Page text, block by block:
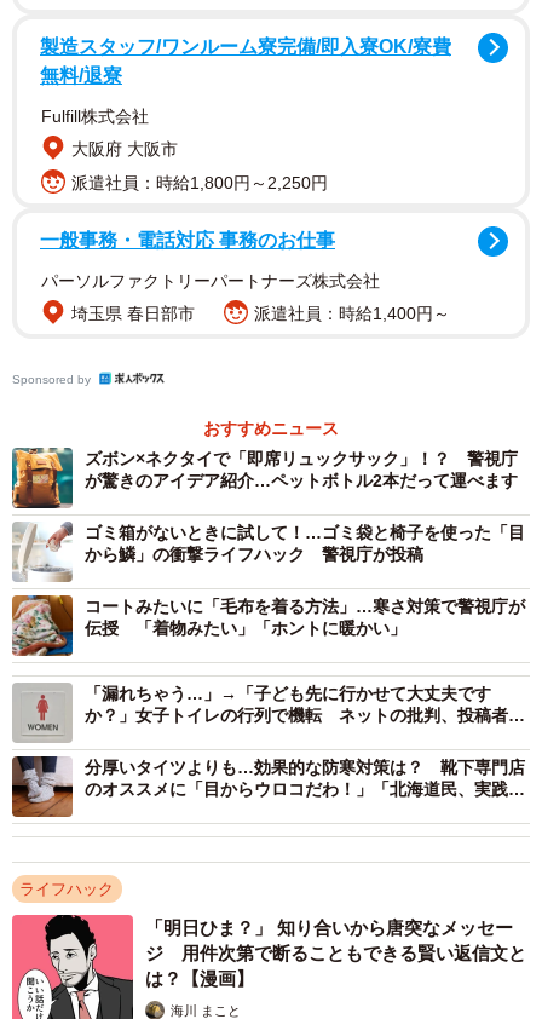
製造スタッフ/ワンルーム寮完備/即入寮OK/寮費
無料/退寮
Fulfill株式会社
大阪府 大阪市
派遣社員：時給1,800円～2,250円
一般事務・電話対応 事務のお仕事
パーソルファクトリーパートナーズ株式会社
埼玉県 春日部市
派遣社員：時給1,400円～
Sponsored by
おすすめニュース
ズボン×ネクタイで「即席リュックサック」！？ 警視庁
が驚きのアイデア紹介…ペットボトル2本だって運べます
ゴミ箱がないときに試して！…ゴミ袋と椅子を使った「目
から鱗」の衝撃ライフハック 警視庁が投稿
コートみたいに「毛布を着る方法」…寒さ対策で警視庁が
伝授 「着物みたい」「ホントに暖かい」
「漏れちゃう…」→「子ども先に行かせて大丈夫です
か？」女子トイレの行列で機転 ネットの批判、投稿者は
分厚いタイツよりも…効果的な防寒対策は？ 靴下専門店
のオススメに「目からウロコだわ！」「北海道民、実践し
ライフハック
「明日ひま？」 知り合いから唐突なメッセー
ジ 用件次第で断ることもできる賢い返信文と
は？【漫画】
海川 まこと